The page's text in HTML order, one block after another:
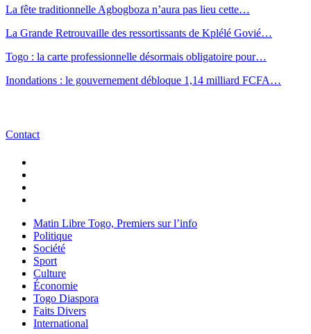
La fête traditionnelle Agbogboza n’aura pas lieu cette…
La Grande Retrouvaille des ressortissants de Kplélé Govié…
Togo : la carte professionnelle désormais obligatoire pour…
Inondations : le gouvernement débloque 1,14 milliard FCFA…
Contact
Matin Libre Togo, Premiers sur l’info
Politique
Société
Sport
Culture
Économie
Togo Diaspora
Faits Divers
International